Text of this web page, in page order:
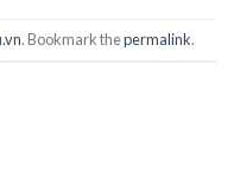
. Bookmark thepermalink.